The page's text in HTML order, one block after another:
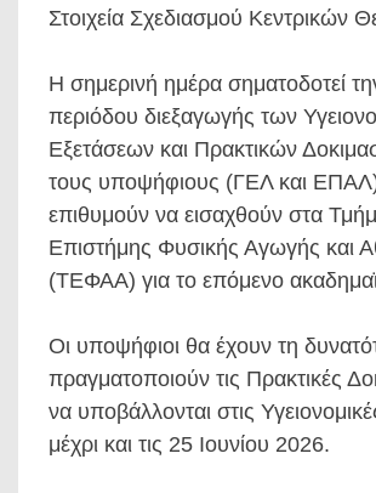
Στοιχεία Σχεδιασμού Κεντρικών
Η σημερινή ημέρα σηματοδοτεί
περιόδου διεξαγωγής των
Εξετάσεων και Πρακτικών
τους υποψήφιους (ΓΕΛ και
επιθυμούν να εισαχθούν στα
Επιστήμης Φυσικής Αγωγής και
(ΤΕΦΑΑ) για το επόμενο
Οι υποψήφιοι θα έχουν τη
πραγματοποιούν τις Πρακτικές
να υποβάλλονται στις
μέχρι και τις 25 Ιουνίου 2026.